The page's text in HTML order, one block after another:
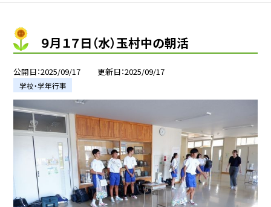
９月１７日（水）玉村中の朝活
公開日 2025/09/17 更新日 2025/09/17
学校・学年行事